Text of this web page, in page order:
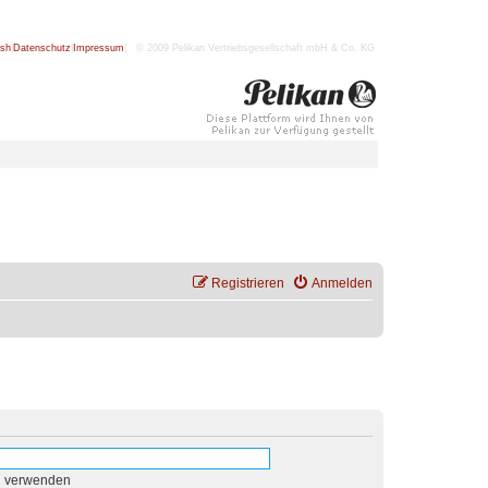
Datenschutz Impressum | © 2009 Pelikan Vertriebsgesellschaft mbH & Co. KG
Anmelden
Registrieren
verwenden